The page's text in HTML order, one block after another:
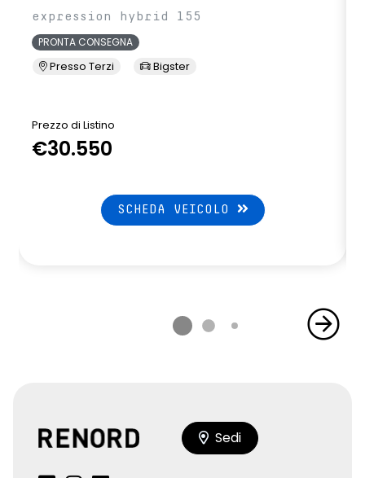
expression hybrid 155
PRONTA CONSEGNA
Presso Terzi Bigster
Prezzo di Listino
€30.550
SCHEDA VEICOLO
Sedi